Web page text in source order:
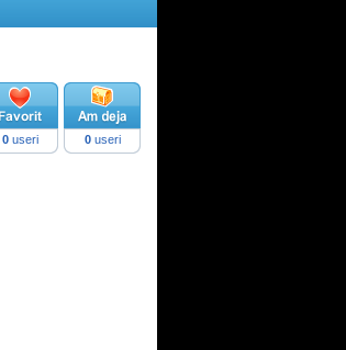
0useri 0useri